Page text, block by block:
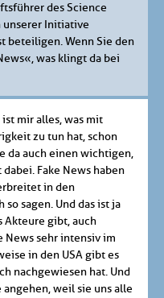
des Science
unserer Initiative
beteiligen. Wenn Sie den
was klingt da bei
mir alles, was mit
zu tun hat, schon
da auch einen wichtigen,
Fake News haben
in den
so sagen. Und das ist ja
Akteure gibt, auch
News sehr intensiv im
in den USA gibt es
nachgewiesen hat. Und
angehen, weil sie uns alle